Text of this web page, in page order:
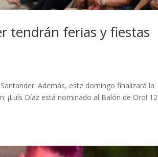
tendrán ferias y fiestas
Además, este domingo finalizará la
¡Luís Díaz está nominado al Balón de Oro! 12